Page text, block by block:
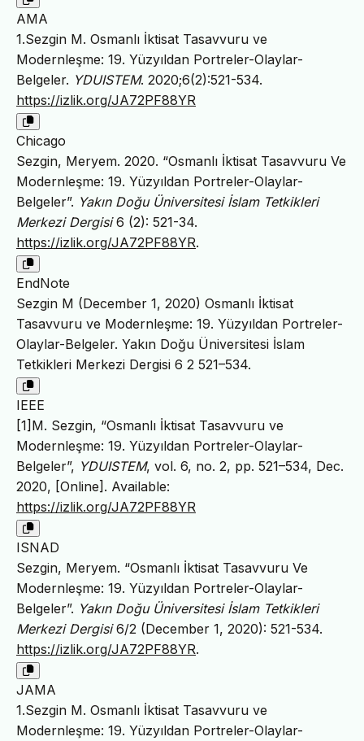
AMA
1.Sezgin M. Osmanlı İktisat Tasavvuru ve
Modernleşme: 19. Yüzyıldan Portreler-Olaylar-
Belgeler. YDUISTEM. 2020;6(2):521-534.
https://izlik.org/JA72PF88YR
Chicago
Sezgin, Meryem. 2020. “Osmanlı İktisat Tasavvuru Ve
Modernleşme: 19. Yüzyıldan Portreler-Olaylar-
Belgeler”. Yakın Doğu Üniversitesi İslam Tetkikleri
Merkezi Dergisi6 (2): 521-34.
https://izlik.org/JA72PF88YR.
EndNote
Sezgin M (December 1, 2020) Osmanlı İktisat
Tasavvuru ve Modernleşme: 19. Yüzyıldan Portreler-
Olaylar-Belgeler. Yakın Doğu Üniversitesi İslam
Tetkikleri Merkezi Dergisi 6 2 521–534.
IEEE
[1]M. Sezgin, “Osmanlı İktisat Tasavvuru ve
Modernleşme: 19. Yüzyıldan Portreler-Olaylar-
Belgeler”, YDUISTEM, vol. 6, no. 2, pp. 521–534, Dec.
2020, [Online]. Available:
https://izlik.org/JA72PF88YR
ISNAD
Sezgin, Meryem. “Osmanlı İktisat Tasavvuru Ve
Modernleşme: 19. Yüzyıldan Portreler-Olaylar-
Belgeler”. Yakın Doğu Üniversitesi İslam Tetkikleri
Merkezi Dergisi6/2 (December 1, 2020): 521-534.
https://izlik.org/JA72PF88YR.
JAMA
1.Sezgin M. Osmanlı İktisat Tasavvuru ve
Modernleşme: 19. Yüzyıldan Portreler-Olaylar-